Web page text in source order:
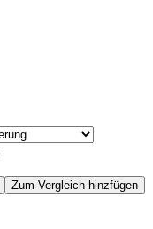
Zum Vergleich hinzfügen